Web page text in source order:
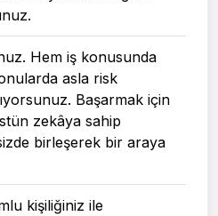
Hem iş konusunda
asla risk
Başarmak için
zekâya sahip
birleşerek bir araya
kişiliğiniz ile